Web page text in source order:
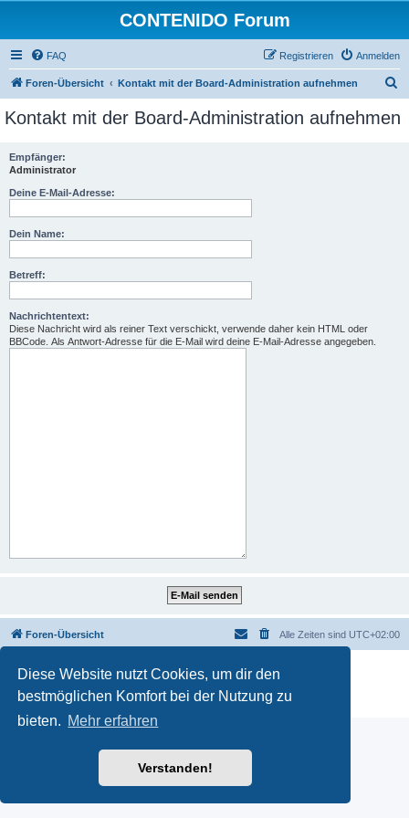
Diese Website nutzt Cookies, um dir den
bestmöglichen Komfort bei der Nutzung zu
bieten. Mehr erfahren
Verstanden!
CONTENIDO Forum
FAQ Anmelden
Registrieren
Foren-Übersicht Kontakt mit der Board-Administration aufnehmen
c
Kontakt mit der Board-Administration aufnehmen
Empfänger:
Administrator
Deine E-Mail-Adresse:
Dein Name:
Betreff:
Nachrichtentext:
Diese Nachricht wird als reiner Text verschickt, verwende daher kein HTML oder
BBCode. Als Antwort-Adresse für die E-Mail wird deine E-Mail-Adresse angegeben.
Foren-Übersicht Alle Zeiten sind UTC+02:00
Powered by phpBB
® Forum Software © phpBB Limited
Deutsche Übersetzung durch
Datenschutz|Nutzungsbedingungen